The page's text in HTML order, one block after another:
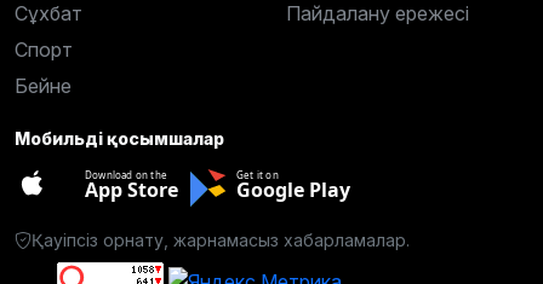
Сұхбат
Спорт
Бейне
Пайдалану ережесі
Мобильді қосымшалар
Download on the
App Store
Get it on
Google Play
Қауіпсіз орнату, жарнамасыз хабарламалар.